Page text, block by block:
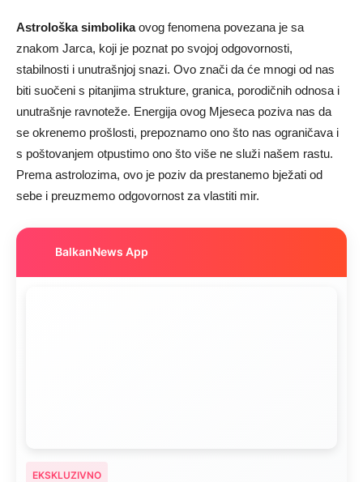
Astrološka simbolikaovog fenomena povezana je sa
znakom Jarca, koji je poznat po svojoj odgovornosti,
stabilnosti i unutrašnjoj snazi. Ovo znači da će mnogi od nas
biti suočeni s pitanjima strukture, granica, porodičnih odnosa i
unutrašnje ravnoteže. Energija ovog Mjeseca poziva nas da
se okrenemo prošlosti, prepoznamo ono što nas ograničava i
s poštovanjem otpustimo ono što više ne služi našem rastu.
Prema astrolozima, ovo je poziv da prestanemo bježati od
sebe i preuzmemo odgovornost za vlastiti mir.
BalkanNews App
EKSKLUZIVNO